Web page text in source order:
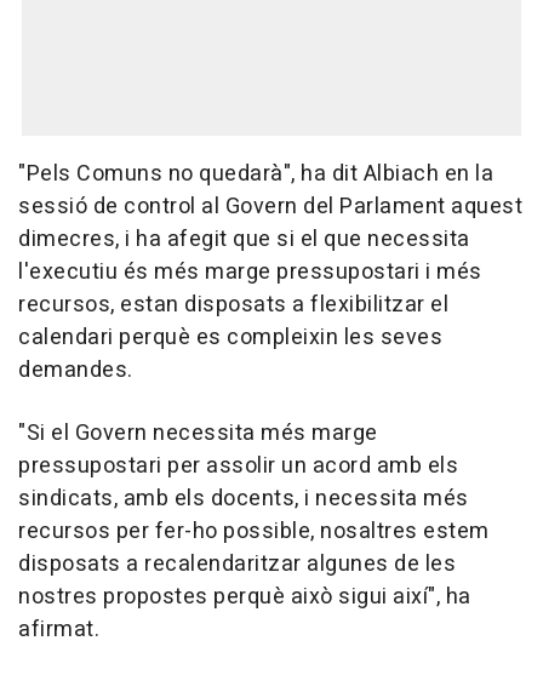
"Pels Comuns no quedarà", ha dit Albiach en la
sessió de control al Govern del Parlament aquest
dimecres, i ha afegit que si el que necessita
l'executiu és més marge pressupostari i més
recursos, estan disposats a flexibilitzar el
calendari perquè es compleixin les seves
demandes.
"Si el Govern necessita més marge
pressupostari per assolir un acord amb els
sindicats, amb els docents, i necessita més
recursos per fer-ho possible, nosaltres estem
disposats a recalendaritzar algunes de les
nostres propostes perquè això sigui així", ha
afirmat.